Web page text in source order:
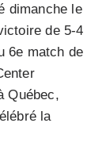
dimanche le
de 5-4
6e match de
Québec,
la